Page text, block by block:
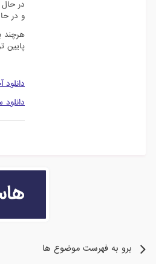
و در
پایین تر نسخه‌های کنونی ۱.۷
برو به فهرست موضوع ها